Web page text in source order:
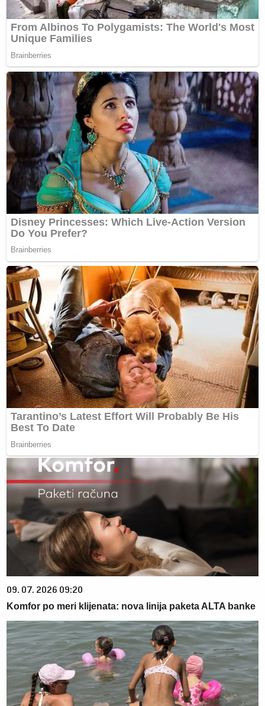
09. 07. 2026 09:20
Komfor po meri klijenata: nova linija paketa ALTA banke